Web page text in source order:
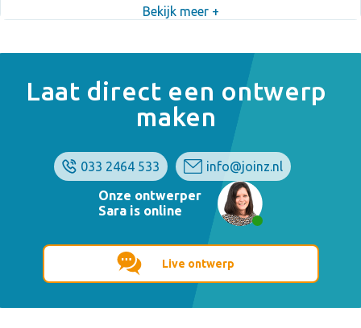
Bekijk meer +
Laat direct een ontwerp
maken
033 2464 533
info@joinz.nl
Onze ontwerper
Sara is online
Live ontwerp